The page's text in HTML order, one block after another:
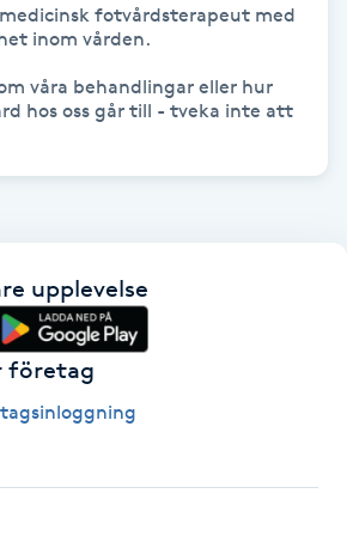
fotvårdsterapeut med
inom vården.
våra behandlingar eller hur
hos oss går till - tveka inte att
upplevelse
företag